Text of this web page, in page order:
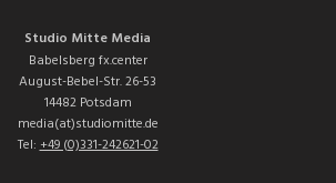
Studio Mitte Media
Babelsberg fx.center
August-Bebel-Str. 26-53
14482 Potsdam
media(at)studiomitte.de
Tel:+49 (0)331-242621-02